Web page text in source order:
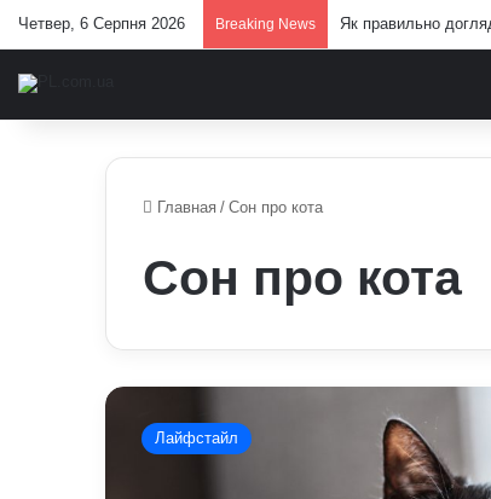
Четвер, 6 Серпня 2026 Breaking News Павло Паліса може
Главная / Сон про кота
Сон про кота
До
сниться
Лайфстайл